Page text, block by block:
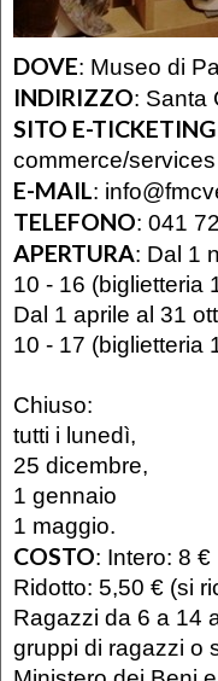
DOVE: Museo di
INDIRIZZO: Santa
SITO E-TICKETING
commerce/services
E-MAIL:
TELEFONO: 041
APERTURA: Dal 1
10 - 16 (biglietteria
Dal 1 aprile al 31
10 - 17 (biglietteria
Chiuso:
tutti i lunedì,
25 dicembre,
1 gennaio
1 maggio.
COSTO: Intero: 8 €
Ridotto: 5,50 € (si
Ragazzi da 6 a 14
gruppi di ragazzi o